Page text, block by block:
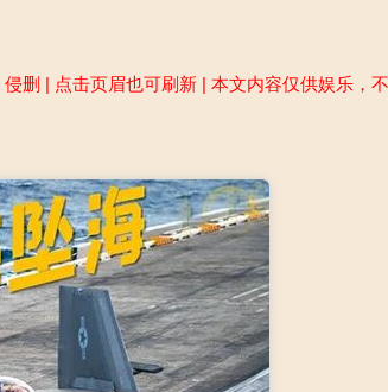
删 | 点击页眉也可刷新 | 本文内容仅供娱乐，